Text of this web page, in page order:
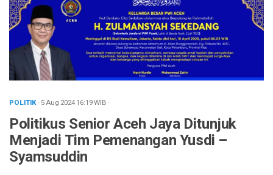
POLITIK· 5 Aug 202416:19WIB ·
Politikus Senior Aceh Jaya Ditunjuk
Menjadi Tim Pemenangan Yusdi –
Syamsuddin